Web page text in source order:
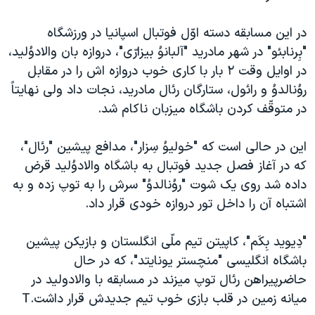
حقوق شهروندی
اقتصادی
علم و فناوری
اسرائیل در جنگ
گالری عکس
آرشیو پخش زنده
انتخابات ریاست جمهوری آمریکا ۲۰۲۴
حمله جمهوری اسلامی به اسرائیل
رمز مهسا
ورزش زنان در ایران
اعتراضات زن، زندگی، آزادی
مجموعه مستندهای دادخواهی
تریبونال مردمی آبان ۹۸
چهل سال گروگان‌گیری
قانون شفافیت دارائی کادر رهبری ایران
اعتراضات مردمی آبان ۹۸
زبانهای مختلف
در اين مسابقه دسته اوّل فوتبال اسپانيا در ورزشگاه
"بِرنابئو" در شهر مادريد "آلبانوُ بيزارّی"، دروازه بان والادوُليد،
در اوايل وقت ۲ بار با کاری خوب دروازه اش را در مقابل
روُنالدوُ و رائول، ستارگان رئال مادريد، نجات داد ولی نهايتاً
در متوقّف کردن باشگاه ميزبان ناکام شد.
اين در حالی است که "خوليوُ سِزار"، مدافع پيشين "رئال"،
که در آغاز فصل جديد فوتبال به باشگاه والادوُليد قرض
داده شد روی يک شوت "روُنالدوُ" سرش را به توپ زده و به
اشتباه آن را داخل تور دروازه خودی قرار داد.
"دِيويد بِکَم"، کاپيتن تيم ملّی انگلستان و بازيکن پيشين
باشگاه انگليسی "منچستر يونايتد"، که در حال
حاضرپيراهن رئال توپ ميزند در مسابقه با والادوليد در
ميانه زمين در قلب بازی خوب تيم جديدش قرار داشت.T